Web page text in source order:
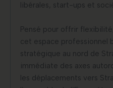
libérales, start-ups et
Pensé pour offrir
cet espace professionnel
stratégique au nord de
immédiate des axes
les déplacements vers